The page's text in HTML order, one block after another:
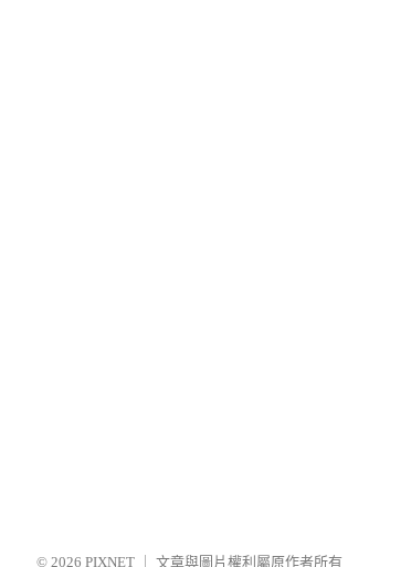
© 2026 PIXNET 文章與圖片權利屬原作者所有